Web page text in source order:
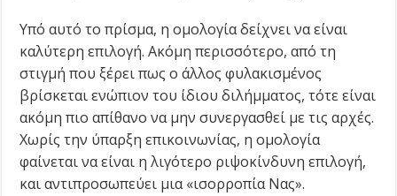
Υπό αυτό το πρίσμα, η ομολογία δείχνει να είναι
καλύτερη επιλογή. Ακόμη περισσότερο, από τη
στιγμή που ξέρει πως ο άλλος φυλακισμένος
βρίσκεται ενώπιον του ίδιου διλήμματος, τότε είναι
ακόμη πιο απίθανο να μην συνεργασθεί με τις αρχές.
Χωρίς την ύπαρξη επικοινωνίας, η ομολογία
φαίνεται να είναι η λιγότερο ριψοκίνδυνη επιλογή,
και αντιπροσωπεύει μια «ισορροπία Νας».